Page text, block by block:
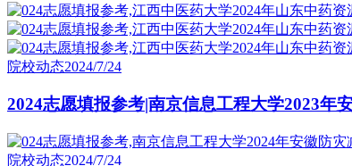
院校动态2024/7/24
2024志愿填报参考|南京信息工程大学2023年
院校动态2024/7/24